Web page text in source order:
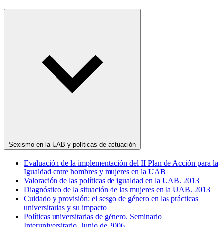
Sexismo en la UAB y políticas de actuación
Evaluación de la implementación del II Plan de Acción para la
Igualdad entre hombres y mujeres en la UAB
Valoración de las políticas de igualdad en la UAB. 2013
Diagnóstico de la situación de las mujeres en la UAB. 2013
Cuidado y provisión: el sesgo de género en las prácticas
universitarias y su impacto
Políticas universitarias de género. Seminario